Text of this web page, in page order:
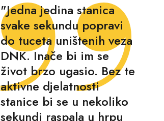
"Jedna jedina stanica
svake sekundu popravi
do tuceta uništenih veza
DNK. Inače bi im se
život brzo ugasio. Bez te
aktivne djelatnosti
stanice bi se u nekoliko
sekundi raspala u hrpu